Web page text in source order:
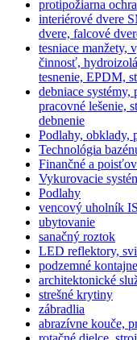
protipožiarna
interiérové dvere
dvere, falcové
tesniace manžety,
činnosť,
tesnenie, EPDM,
debniace systémy,
pracovné lešenie,
debnenie
Podlahy, obklady,
Technológia
Finančné a
Vykurovacie
Podlahy
vencový uholník
ubytovanie
sanačný roztok
LED reflektory,
podzemné
architektonické
strešné krytiny
zábradlia
abrazívne kouče,